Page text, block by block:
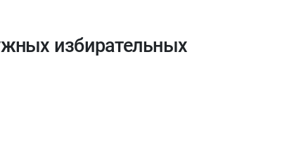
избирательных